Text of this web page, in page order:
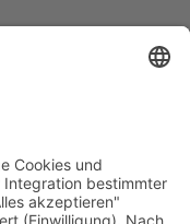
Behandlung von